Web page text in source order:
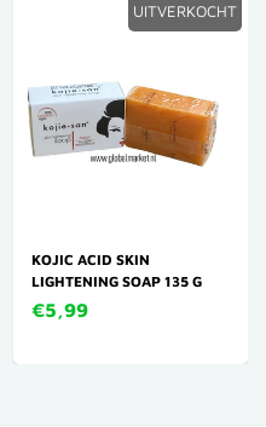
UITVERKOCHT
KOJIC ACID SKIN
LIGHTENING SOAP 135 G
€5,99